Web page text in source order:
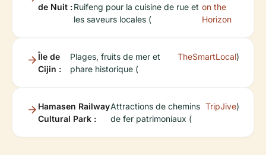
de Nuit :Ruifeng pour la cuisine de rue et
les saveurs locales (
on the
Horizon
Île de
Cijin :
Plages, fruits de mer et
phare historique (
TheSmartLocal)
Hamasen Railway
Cultural Park :
Attractions de chemins
de fer patrimoniaux (
TripJive)